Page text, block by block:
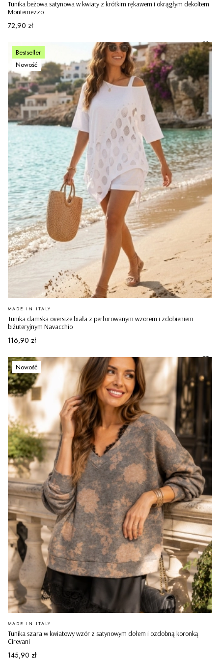
Tunika beżowa satynowa w kwiaty z krótkim rękawem i okrągłym dekoltem
Montemezzo
Cena
72,90 zł
Bestseller
Nowość
Tunika damska oversize biała z perforowanym wzorem i zdobieniem
biżuteryjnym Navacchio
PRODUCENT
MADE IN ITALY
Cena
116,90 zł
Nowość
Tunika szara w kwiatowy wzór z satynowym dołem i ozdobną koronką
Cirevani
PRODUCENT
MADE IN ITALY
Cena
145,90 zł